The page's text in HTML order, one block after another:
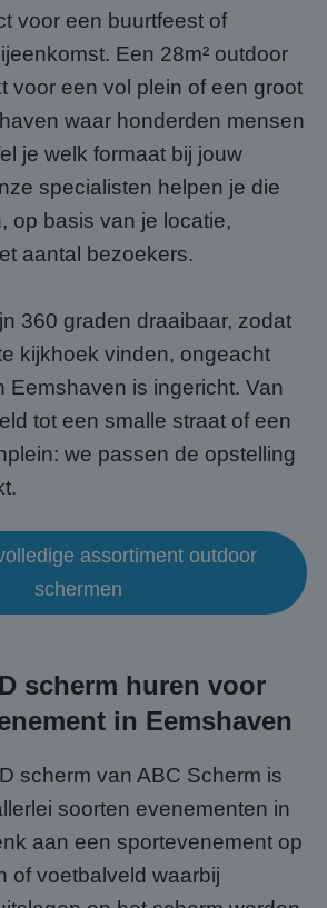
voor een buurtfeest of
Een 28m² outdoor
voor een vol plein of een groot
waar honderden mensen
je welk formaat bij jouw
specialisten helpen je die
op basis van je locatie,
aantal bezoekers.
360 graden draaibaar, zodat
kijkhoek vinden, ongeacht
Eemshaven is ingericht. Van
tot een smalle straat of een
we passen de opstelling
assortiment outdoor
schermen
scherm huren voor
in Eemshaven
scherm van ABC Scherm is
soorten evenementen in
aan een sportevenement op
of voetbalveld waarbij